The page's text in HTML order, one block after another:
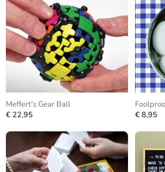
Meffert's Gear Ball
€ 22,95
€ 8,95